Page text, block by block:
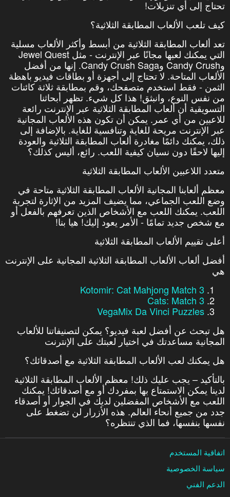
تحتاج إلى أي تنزيلات!
كيف تلعب الألعاب المطابقة الثلاثية؟
تعد ألعاب المطابقة الثلاثية من أبسط وأكثر الألعاب مسلية
التي يمكنك لعبها مجانًا عبر الإنترنت - مثل Jewel Quest
وCandy Crush وCandy Crush Saga. إنها من أفضل
الألعاب المتاحة. لا تحتاج إلى أجهزة أو بطاقات فيديو باهظة
الثمن - فقط استخدم متصفحك، وقم بمطابقة ثلاثة كائنات
من نفس النوع، وانبثق! هذا كل شيء. تظهر أبحاثنا
التسويقية أن ألعاب المطابقة الثلاثية عبر الإنترنت رائعة
للاعبين من أي عمر. يمكن أن تكون هذه الألعاب المجانية
عبر الإنترنت مريحة للغاية وتنافسية للغاية. بالإضافة إلى
ذلك، يمكنك دائمًا مغادرة ألعاب المطابقة الثلاثية والعودة
إليها لاحقًا دون نسيان كيفية اللعب. رائع، أليس كذلك؟
متعدد اللاعبين الألعاب المطابقة الثلاثية
معظم ألعابنا المجانية الألعاب المطابقة الثلاثية متاحة في
وضع اللعب الجماعي، مما يضيف المزيد من الإثارة لتجربة
اللعب. يمكنك اللعب مع الأشخاص الذين تعرفهم بالفعل أو
مع شخص جديد تمامًا - الأمر يعود إليك! هيا بنا!
أعلى تقييم الألعاب المطابقة الثلاثية
أفضل ألعاب الألعاب المطابقة الثلاثية المجانية على الإنترنت
هي
Kotomir: Cat Mahjong Match 3
Cats: Match 3
VegaMix Da Vinci Puzzles
هل تبحث عن أفضل لعبة فيديو؟ يمكن لتصنيفاتنا للألعاب
المجانية مساعدتك في اختيار لعبتك على الإنترنت
هل يمكنك لعب الألعاب المطابقة الثلاثية مع أصدقائك؟
بالتأكيد – يجب عليك ذلك! معظم الألعاب المطابقة الثلاثية
لدينا يمكن الاستمتاع بها بمفردك أو مع أصدقائك! يمكنك
اللعب مع الأشخاص المفضلين لديك في الجوار أو أصدقاء
جدد من جميع أنحاء العالم. هذه الأزرار لن تضغط على
نفسها بنفسها، فما الذي تنتظره؟
اتفاقية المستخدم
سياسة الخصوصية
الدعم الفني